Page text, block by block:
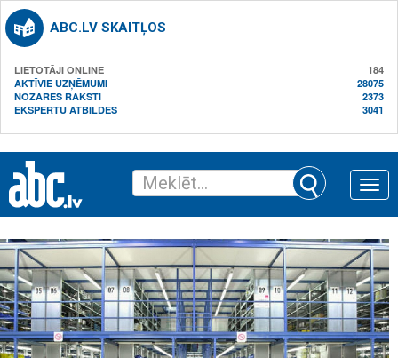
ABC.LV SKAITĻOS
LIETOTĀJI ONLINE
184
AKTĪVIE UZŅĒMUMI
28075
NOZARES RAKSTI
2373
EKSPERTU ATBILDES
3041
Toggle